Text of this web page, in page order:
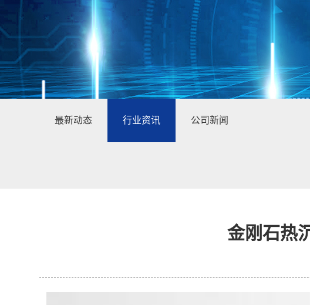
最新动态 行业资讯 公司新闻
金刚石热